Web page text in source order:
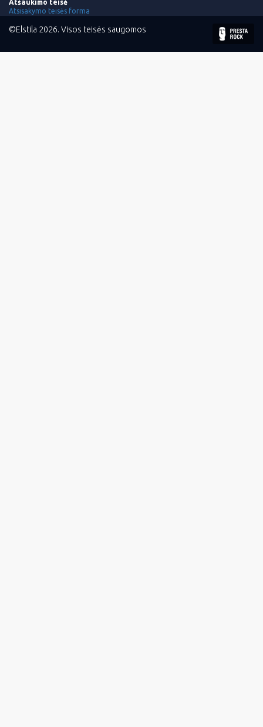
Atšaukimo teisė
Atsisakymo teisės forma
©Elstila 2026. Visos teisės saugomos